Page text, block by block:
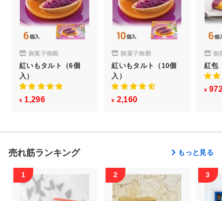
御菓子御殿
紅いもタルト（6個
入）
¥ 1,296
2
6
御菓子御殿
紅いもタルト（10個
入）
¥ 2,160
1
御
紅包
¥
売れ筋ランキング もっと見る